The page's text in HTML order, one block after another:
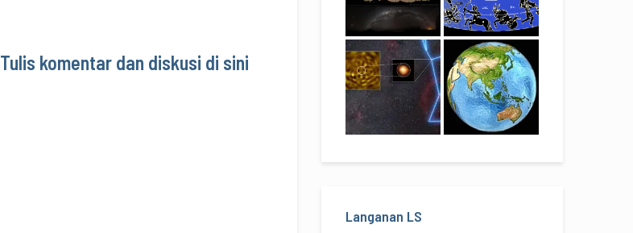
Tulis komentar dan diskusi di sini
Langanan LS